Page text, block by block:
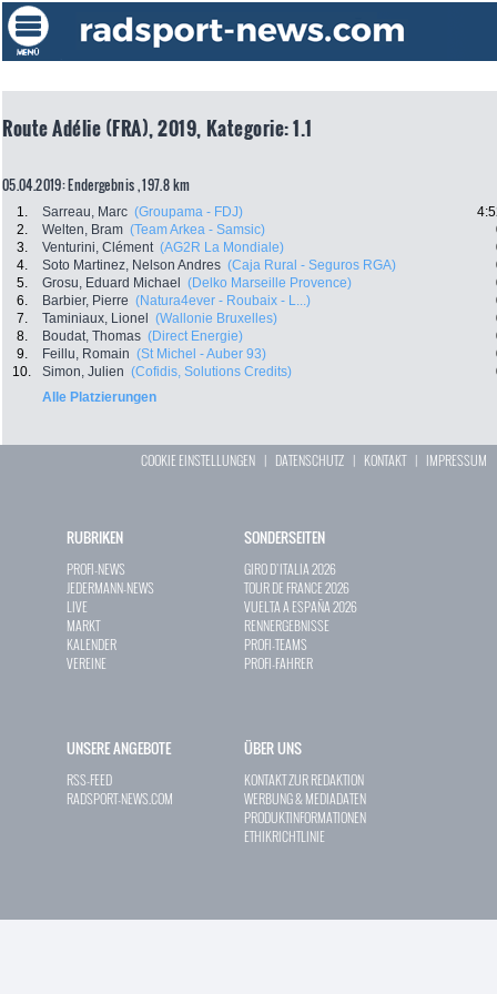
Route Adélie (FRA), 2019, Kategorie: 1.1
05.04.2019: Endergebnis , 197.8 km
1. Sarreau, Marc (Groupama - FDJ)
2.
Welten, Bram (Team Arkea - Samsic)
3.
Venturini, Clément (AG2R La Mondiale)
4.
Soto Martinez, Nelson Andres (Caja Rural - Seguros RGA)
5.
Grosu, Eduard Michael (Delko Marseille Provence)
6.
Barbier, Pierre (Natura4ever - Roubaix - L...)
7.
Taminiaux, Lionel (Wallonie Bruxelles)
8.
Boudat, Thomas (Direct Energie)
9.
Feillu, Romain (St Michel - Auber 93)
10.
Simon, Julien (Cofidis, Solutions Credits)
Alle Platzierungen
COOKIE EINSTELLUNGEN | DATENSCHUTZ | KONTAKT| IMPRESSUM
RUBRIKEN
PROFI-NEWS
JEDERMANN-NEWS
LIVE
MARKT
KALENDER
VEREINE
SONDERSEITEN
GIRO D`ITALIA 2026
TOUR DE FRANCE 2026
VUELTA A ESPAÑA 2026
RENNERGEBNISSE
PROFI-TEAMS
PROFI-FAHRER
UNSERE ANGEBOTE
RSS-FEED
RADSPORT-NEWS.COM
ÜBER UNS
KONTAKT ZUR REDAKTION
WERBUNG & MEDIADATEN
PRODUKTINFORMATIONEN
ETHIKRICHTLINIE